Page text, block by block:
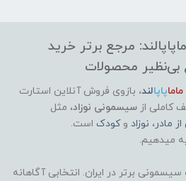
مرجع برتر خرید
بی‌نظیر محصولات
ماماپاپالند، بازوی فروش آنلاین استارت
کاملی از سیسمونی نوزاد، مثل
مادر ، نوزاد وکودک است.
میدهیم.
سیسمونی برتر در ایران. انتخابی آگاهانه